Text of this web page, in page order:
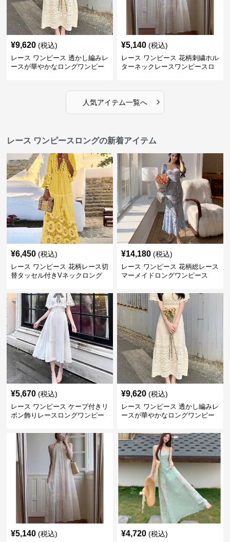
¥9,620 (税込)
レース ワンピース 透かし編みレ
ースが華やかなロングワンピー
¥5,140 (税込)
レース ワンピース 花柄刺繍ホル
ターネックレースワンピースロ
人気アイテム一覧へ ›
レース ワンピースロングの新着アイテム
¥6,450 (税込)
レース ワンピース 花柄レース切
替タッセル付きVネックロング
¥14,180 (税込)
レース ワンピース 花柄総レース
マーメイドロングワンピース
¥5,670 (税込)
レース ワンピース ケープ付きリ
ボン飾りレースロングワンピー
¥9,620 (税込)
レース ワンピース 透かし編みレ
ースが華やかなロングワンピー
¥5,140 (税込) ¥4,720 (税込)